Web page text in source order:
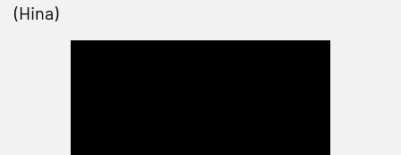
(Hina)